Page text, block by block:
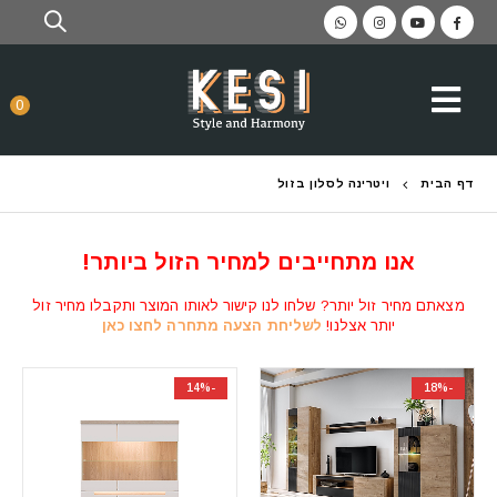
0
דף הבית ויטרינה לסלון בזול
אנו מתחייבים למחיר הזול ביותר!
מצאתם מחיר זול יותר? שלחו לנו קישור לאותו המוצר ותקבלו מחיר זול
יותר אצלנו! לשליחת הצעה מתחרה לחצו כאן
-18%
-14%